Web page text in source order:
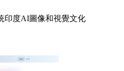
印度AI圖像和視覺文化